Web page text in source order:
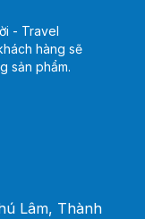
- Travel
hàng sẽ
sản phẩm.
Lâm, Thành